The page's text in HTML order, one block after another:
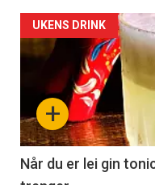
Forsiden
akkurat
nå
-
2
+
UKENS DRINK
Når du er lei gin